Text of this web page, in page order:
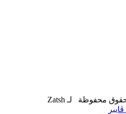
ڤايبر